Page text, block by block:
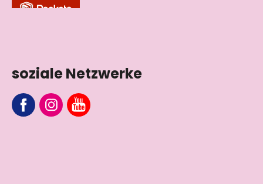
soziale Netzwerke